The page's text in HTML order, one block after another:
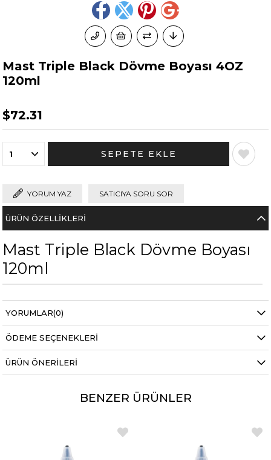
Mast Triple Black Dövme Boyası 4OZ
120ml
$72.31
YORUM YAZ SATICIYA SORU SOR
ÜRÜN ÖZELLIKLERI
Mast Triple Black Dövme Boyası
120ml
YORUMLAR(0)
ÖDEME SEÇENEKLERI
ÜRÜN ÖNERILERI
BENZER ÜRÜNLER